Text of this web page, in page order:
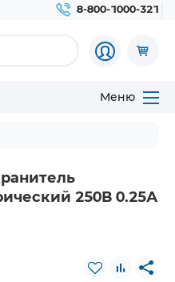
8-800-1000-321
Меню
250В 0.25А